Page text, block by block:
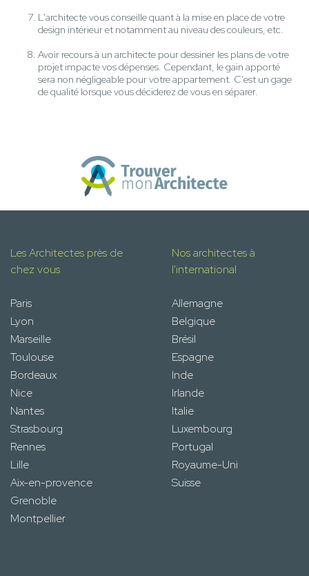
L'architecte vous conseille quant à la mise en place de votre
design intérieur et notamment au niveau des couleurs, etc.
Avoir recours à un architecte pour dessiner les plans de votre
projet impacte vos dépenses. Cependant, le gain apporté
sera non négligeable pour votre appartement. C'est un gage
de qualité lorsque vous déciderez de vous en séparer.
Les Architectes près de
chez vous
Paris
Lyon
Marseille
Toulouse
Bordeaux
Nice
Nantes
Strasbourg
Rennes
Lille
Aix-en-provence
Grenoble
Montpellier
Nos architectes à
l'international
Allemagne
Belgique
Brésil
Espagne
Inde
Irlande
Italie
Luxembourg
Portugal
Royaume-Uni
Suisse